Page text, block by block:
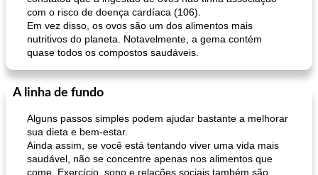
com o risco de doença cardíaca (106).
Em vez disso, os ovos são um dos alimentos mais
nutritivos do planeta. Notavelmente, a gema contém
quase todos os compostos saudáveis.
A linha de fundo
Alguns passos simples podem ajudar bastante a melhorar
sua dieta e bem-estar.
Ainda assim, se você está tentando viver uma vida mais
saudável, não se concentre apenas nos alimentos que
come. Exercício, sono e relações sociais também são